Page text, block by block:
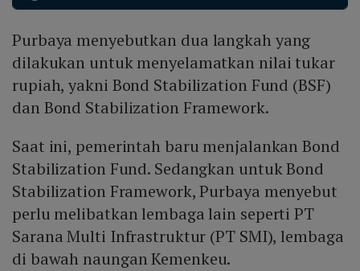
Stabilization Framework.
Purbaya menyebutkan dua langkah yang
dilakukan untuk menyelamatkan nilai tukar
rupiah, yakni Bond Stabilization Fund (BSF)
dan Bond Stabilization Framework.
Saat ini, pemerintah baru menjalankan Bond
Stabilization Fund. Sedangkan untuk Bond
Stabilization Framework, Purbaya menyebut
perlu melibatkan lembaga lain seperti PT
Sarana Multi Infrastruktur (PT SMI), lembaga
di bawah naungan Kemenkeu.